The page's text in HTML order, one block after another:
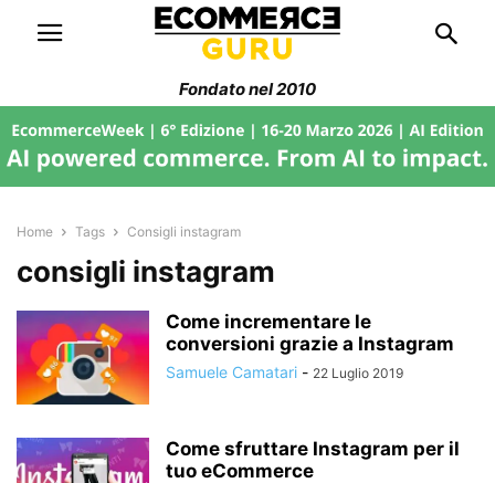
Fondato nel 2010
Home Tags Consigli instagram
consigli instagram
Come incrementare le
conversioni grazie a Instagram
Samuele Camatari - 22 Luglio 2019
Come sfruttare Instagram per il
tuo eCommerce